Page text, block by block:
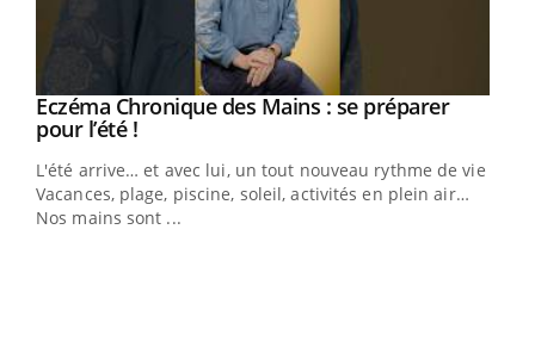
Youtube
Eczéma Chronique des Mains : se préparer
pour l’été !Youtube
L'été arrive… et avec lui, un tout nouveau rythme de vie !
Vacances, plage, piscine, soleil, activités en plein air…
Nos mains sont ...